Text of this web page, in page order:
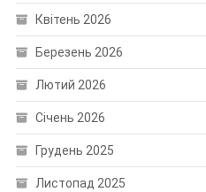
Квітень 2026
Березень 2026
Лютий 2026
Січень 2026
Грудень 2025
Листопад 2025